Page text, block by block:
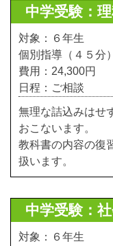
中学受験：
対象：６年生
個別指導（４５分
費用：24,300円
日程：ご相談
無理な詰込みはせ
おこないます。
教科書の内容の復
扱います。
中学受験：
対象：６年生